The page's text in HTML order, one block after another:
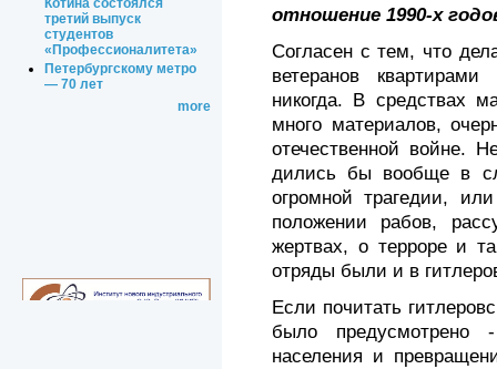
Котина состоялся
третий выпуск
студентов
«Профессионалитета»
Петербургскому метро
— 70 лет
more
отношение 1990-х
Согласен с тем, что
ветеранов
никогда. В средствах
много материалов,
отечествен­ной войне.
дились бы вообще в
огромной трагедии,
положении рабов,
жертвах, о терроре и
отряды были и в
Если почитать
было предусмотрено
населения и